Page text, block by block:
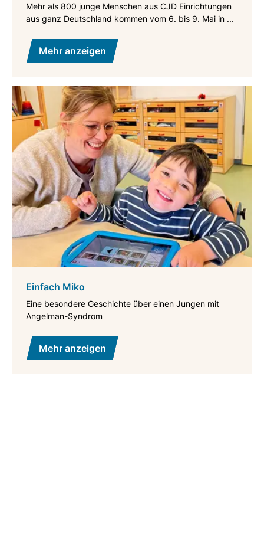
Mehr als 800 junge Menschen aus CJD Einrichtungen
aus ganz Deutschland kommen vom 6. bis 9. Mai in ...
Mehr anzeigen
Einfach Miko
Eine besondere Geschichte über einen Jungen mit
Angelman-Syndrom
Mehr anzeigen